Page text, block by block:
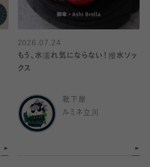
2026.07.24
もう、水濡れ気にならない！撥水ソッ
クス
靴下屋
ルミネ立川